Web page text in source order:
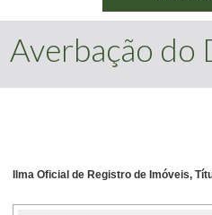
Averbação do
Ilma Oficial de Registro de Imóveis,